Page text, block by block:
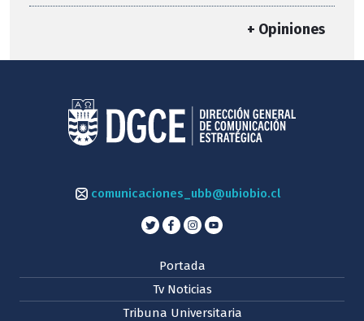
+ Opiniones
comunicaciones_ubb@ubiobio.cl
Portada
Tv Noticias
Tribuna Universitaria